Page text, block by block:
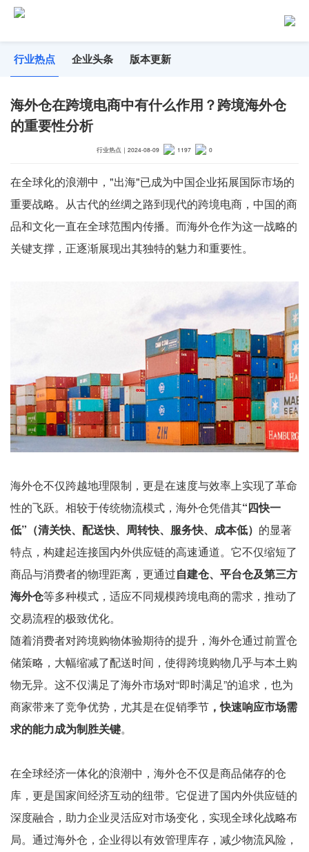
行业热点 企业头条 版本更新
海外仓在跨境电商中有什么作用？跨境海外仓
的重要性分析
行业热点 ｜ 2024-08-09 1197 0
在全球化的浪潮中，"出海"已成为中国企业拓展国际市场的
重要战略。从古代的丝绸之路到现代的跨境电商，中国的商
品和文化一直在全球范围内传播。而海外仓作为这一战略的
关键支撑，正逐渐展现出其独特的魅力和重要性。
海外仓不仅跨越地理限制，更是在速度与效率上实现了革命
性的飞跃。相较于传统物流模式，海外仓凭借其“四快一
低”（清关快、配送快、周转快、服务快、成本低） 的显著
特点，构建起连接国内外供应链的高速通道。它不仅缩短了
商品与消费者的物理距离，更通过自建仓、平台仓及第三方
海外仓等多种模式，适应不同规模跨境电商的需求，推动了
交易流程的极致优化。
随着消费者对跨境购物体验期待的提升，海外仓通过前置仓
储策略，大幅缩减了配送时间，使得跨境购物几乎与本土购
物无异。这不仅满足了海外市场对“即时满足”的追求，也为
商家带来了竞争优势，尤其是在促销季节 ，快速响应市场需
求的能力成为制胜关键。
在全球经济一体化的浪潮中，海外仓不仅是商品储存的仓
库，更是国家间经济互动的纽带。它促进了国内外供应链的
深度融合，助力企业灵活应对市场变化，实现全球化战略布
局。通过海外仓，企业得以有效管理库存，减少物流风险，